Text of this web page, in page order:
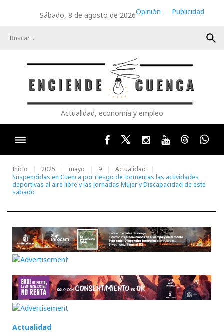
Sábado, 8 de agosto de 2026Opinión
Publicidad
search
Actualidad, economía y empleo
FacebookTwitterInstagram
YoutubeThreads
Inicio 2025 mayo 9
Actualidad
Suspendidas en Cuenca por riesgo de tormentas las actividades
deportivas al aire libre y las Jornadas Mujer y Discapacidad de este
sábado
Actualidad